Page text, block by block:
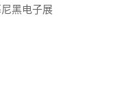
黑电子展